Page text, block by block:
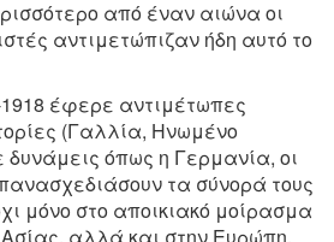
από έναν αιώνα οι
αντιμετώπιζαν ήδη αυτό το
έφερε αντιμέτωπες
(Γαλλία, Ηνωμένο
όπως η Γερμανία, οι
τα σύνορά τους
μόνο στο αποικιακό μοίρασμα